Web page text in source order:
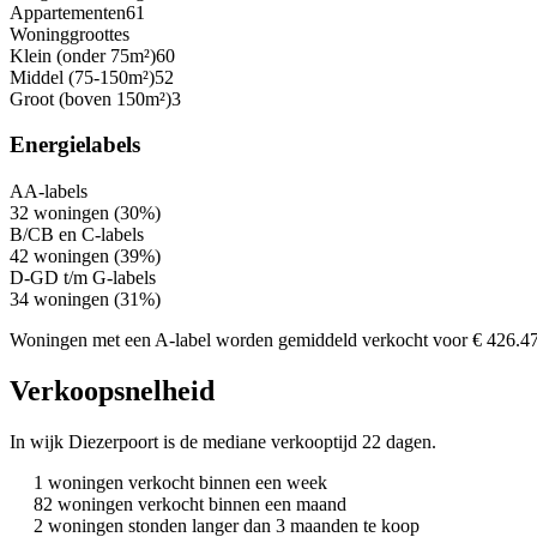
Appartementen61
Woninggroottes
Klein (onder 75m²)60
Middel (75-150m²)52
Groot (boven 150m²)3
Energielabels
AA-labels
32 woningen (30%)
B/CB en C-labels
42 woningen (39%)
D-GD t/m G-labels
34 woningen (31%)
Woningen met een A-label worden gemiddeld verkocht voor €
Verkoopsnelheid
In wijk Diezerpoort is de mediane verkooptijd 22 dagen.
1 woningen verkocht binnen een week
82 woningen verkocht binnen een maand
2 woningen stonden langer dan 3 maanden te koop